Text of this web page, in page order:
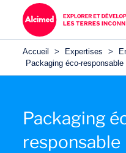
Accueil > Expertises >
Packaging éco-responsable
Packaging
responsable